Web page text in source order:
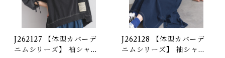
J262127 【体型カバーデ
ニムシリーズ】 袖シャー
J262128 【体型カバーデ
ニムシリーズ】 袖シャー